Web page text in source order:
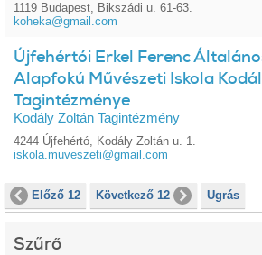
1119 Budapest, Bikszádi u. 61-63.
koheka@gmail.com
Újfehértói Erkel Ferenc
Alapfokú Művészeti Iskola
Tagintézménye
Kodály Zoltán Tagintézmény
4244 Újfehértó, Kodály Zoltán u. 1.
iskola.muveszeti@gmail.com
Előző 12 Következő 12 Ugrás
Szűrő